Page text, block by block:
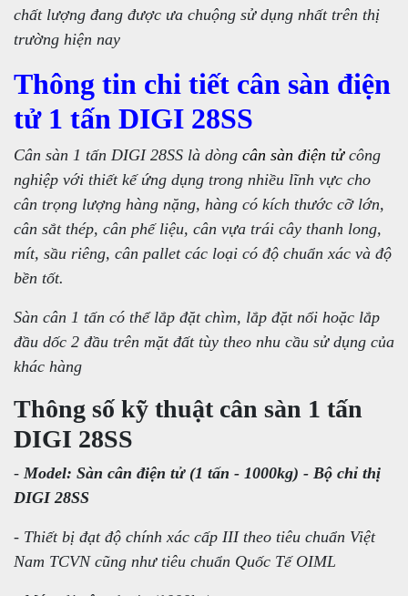
chất lượng đang được ưa chuộng sử dụng nhất trên thị
trường hiện nay
Thông tin chi tiết cân sàn điện
tử 1 tấn DIGI 28SS
Cân sàn 1 tấn DIGI 28SS là dòng cân sàn điện tửcông
nghiệp với thiết kế ứng dụng trong nhiều lĩnh vực cho
cân trọng lượng hàng nặng, hàng có kích thước cỡ lớn,
cân sắt thép, cân phế liệu, cân vựa trái cây thanh long,
mít, sầu riêng, cân pallet các loại có độ chuẩn xác và độ
bền tốt.
Sàn cân 1 tấn có thể lắp đặt chìm, lắp đặt nổi hoặc lắp
đầu dốc 2 đầu trên mặt đất tùy theo nhu cầu sử dụng của
khác hàng
Thông số kỹ thuật cân sàn 1 tấn
DIGI 28SS
- Model: Sàn cân điện tử (1 tấn - 1000kg) - Bộ chỉ thị
DIGI 28SS
- Thiết bị đạt độ chính xác cấp III theo tiêu chuẩn Việt
Nam TCVN cũng như tiêu chuẩn Quốc Tế OIML